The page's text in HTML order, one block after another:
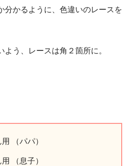
分かるように、色違いのレースを
う、レースは角２箇所に。
（パパ）
（息子）